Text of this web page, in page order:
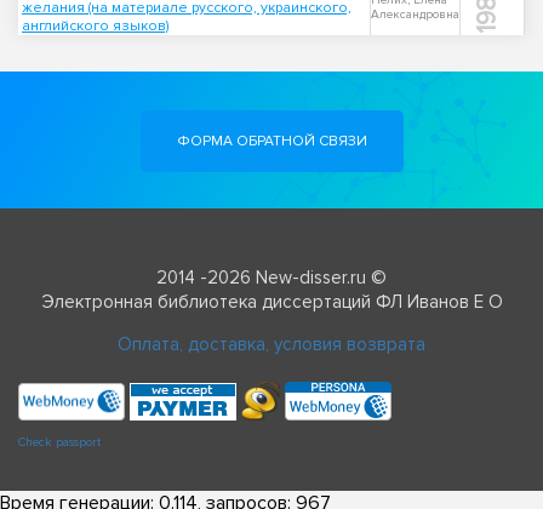
желания (на материале русского, украинского,
английского языков)
Александровна
ФОРМА ОБРАТНОЙ СВЯЗИ
2014 -2026 New-disser.ru ©
Электронная библиотека диссертаций ФЛ Иванов Е О
Оплата, доставка, условия возврата
Check passport
Время генерации: 0.114, запросов: 967